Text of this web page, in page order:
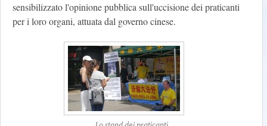
sensibilizzato l'opinione pubblica sull'uccisione dei praticanti
per i loro organi, attuata dal governo cinese.